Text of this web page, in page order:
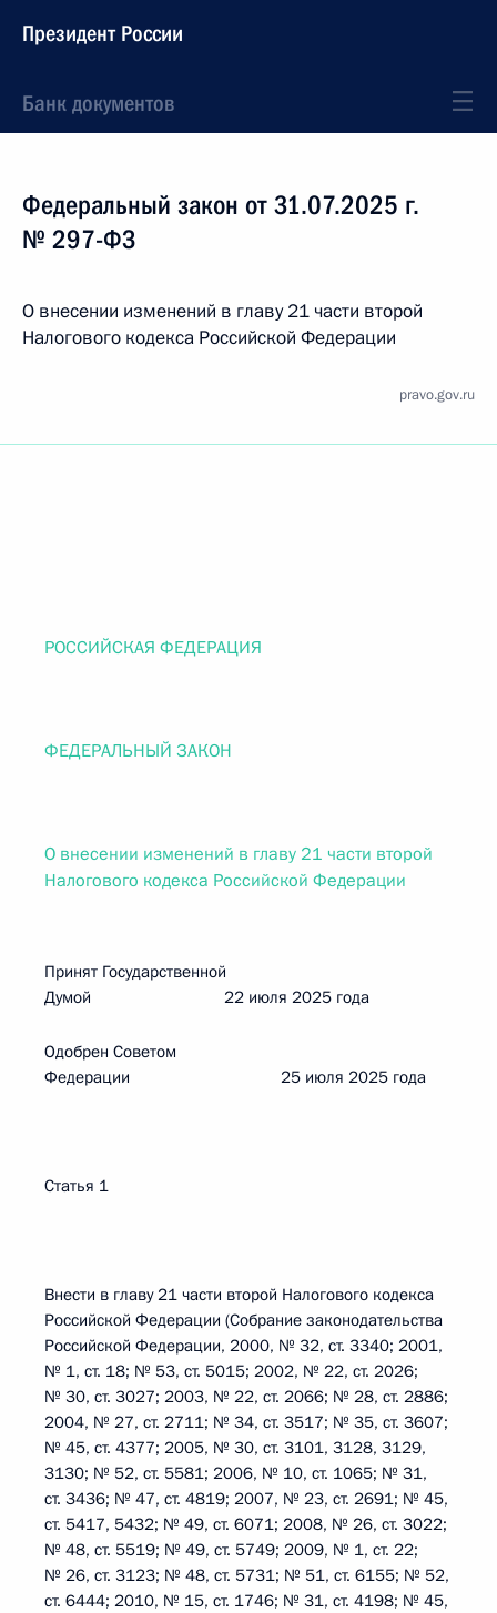
Президент России
Банк документов
Федеральный закон от 31.07.2025 г.
№ 297-ФЗ
О внесении изменений в главу 21 части второй
Налогового кодекса Российской Федерации
pravo.gov.ru
РОССИЙСКАЯ ФЕДЕРАЦИЯ
ФЕДЕРАЛЬНЫЙ ЗАКОН
О внесении изменений в главу 21 части второй
Налогового кодекса Российской Федерации
Принят Государственной
Думой 22 июля 2025 года
Одобрен Советом
Федерации 25 июля 2025 года
Статья 1
Внести в главу 21 части второй Налогового кодекса
Российской Федерации (Собрание законодательства
Российской Федерации, 2000, № 32, ст. 3340; 2001,
№ 1, ст. 18; № 53, ст. 5015; 2002, № 22, ст. 2026;
№ 30, ст. 3027; 2003, № 22, ст. 2066; № 28, ст. 2886;
2004, № 27, ст. 2711; № 34, ст. 3517; № 35, ст. 3607;
№ 45, ст. 4377; 2005, № 30, ст. 3101, 3128, 3129,
3130; № 52, ст. 5581; 2006, № 10, ст. 1065; № 31,
ст. 3436; № 47, ст. 4819; 2007, № 23, ст. 2691; № 45,
ст. 5417, 5432; № 49, ст. 6071; 2008, № 26, ст. 3022;
№ 48, ст. 5519; № 49, ст. 5749; 2009, № 1, ст. 22;
№ 26, ст. 3123; № 48, ст. 5731; № 51, ст. 6155; № 52,
ст. 6444; 2010, № 15, ст. 1746; № 31, ст. 4198; № 45,